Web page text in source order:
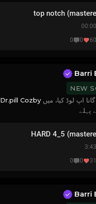
top notch
00:00
60
0
0
Barri
NEW
گانا اپ لوڈ کیا، میں Dr.pill Cozby
HARD 4_5
3:43
31
0
0
Barri